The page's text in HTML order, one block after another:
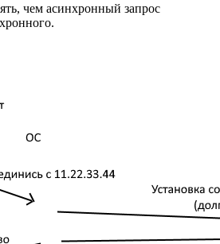
чем асинхронный запрос